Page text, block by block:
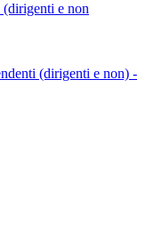
e non
(dirigenti e non) -